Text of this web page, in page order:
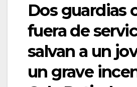
Dos guardias
fuera de
salvan a un
un grave